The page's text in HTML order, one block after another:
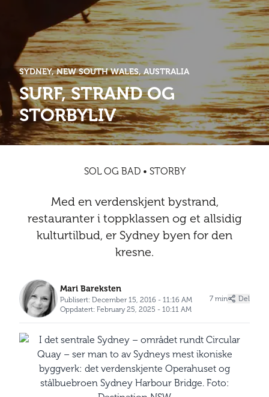
Kultur
Mat og drikke
Natur
Nyheter
Safari
Storby
Trender
Sør-Amerika
Abonnementsfordeler
Våre vilkår og personvernpolicy
Presse
Annonsere
Kontakt
Abonnementsfordeler
Digitalutgaver
Nyheter Safari Sol og bad
Spa og luksus Storby
Trender Vinter
Kontakt
SYDNEY, NEW SOUTH WALES, AUSTRALIA
SURF, STRAND OG
STORBYLIV
SOL OG BAD • STORBY
Med en verdenskjent bystrand,
restauranter i toppklassen og et allsidig
kulturtilbud, er Sydney byen for den
kresne.
Mari Bareksten
Publisert: December 15, 2016 - 11:16 AM
Oppdatert: February 25, 2025 - 10:11 AM
7 min Del